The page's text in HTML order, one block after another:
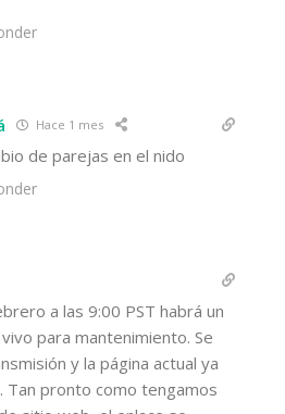
Hace 1 mes
de parejas en el nido
a las 9:00 PST habrá un
para mantenimiento. Se
y la página actual ya
Tan pronto como tengamos